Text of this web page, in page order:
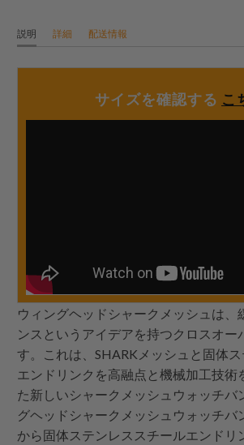
説明 詳細 配送情報
サイズを確認する こ
ウィングヘッドシャークメッシュは、
ンスというアイデアを持つクロスオー
す。これは、SHARKメッシュと固体
エンドリンクを高融点と機械加工技術
た新しいシャークメッシュウォッチバ
グヘッドシャークメッシュウォッチバ
から固体ステンレススチールエンドリ